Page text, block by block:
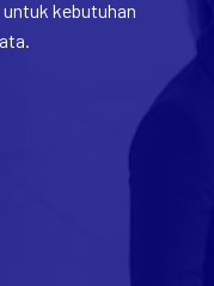
kebutuhan